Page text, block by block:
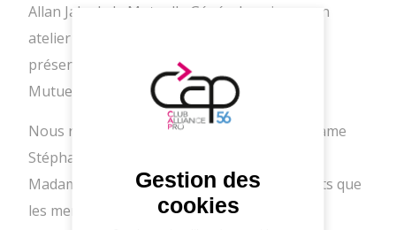
Allan Jalu de la Mutuelle Générale animera un
atelier sur le thème du recrutement et nous
présentera les solutions proposées par La
Mutuelle Générale.
Nous remettrons le chèque de 2000€ à Madame
Stéphan du fonds de dotation de Kerpape.
Madame Stéphan nous présentera les projets que
les membres du CAP 56 financeront en 2023.
Gestion des
cookies